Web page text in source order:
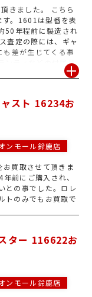
きました。 こちら
。1601は型番を表
50年程前に製造され
査定の際には、ギャ
差が生じてくる事
ンティなどの付属品
イオンモール鈴鹿店
スト 16234お
ンモール鈴鹿店
買取させて頂きま
前にご購入され、
との事でした。ロレ
トのみでもお買取で
ター 116622お
ンモール鈴鹿店